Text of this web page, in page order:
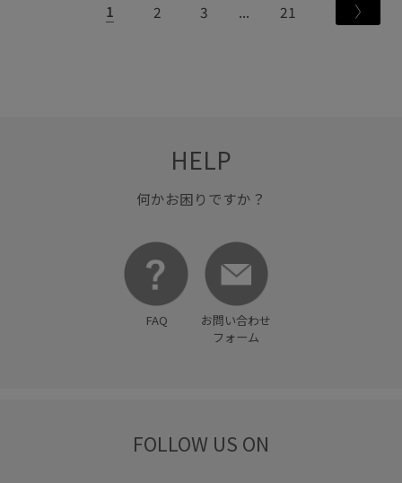
1 2 3 21
HELP
何かお困りですか？
FAQ
お問い合わせ
フォーム
FOLLOW US ON